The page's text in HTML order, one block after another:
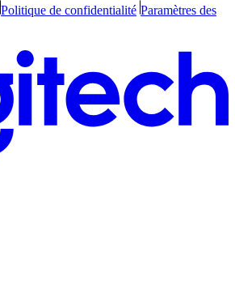
Politique de confidentialité Paramètres des